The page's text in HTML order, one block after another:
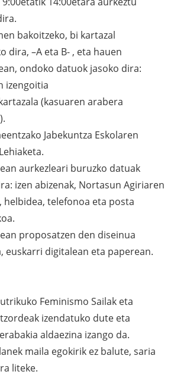
bakoitzeko, bi kartazal
dira, –A eta B- , eta hauen
ondoko datuok jasoko dira:
izengoitia
(kasuaren arabera
Jabekuntza Eskolaren
aurkezleari buruzko datuak
izen abizenak, Nortasun Agiriaren
helbidea, telefonoa eta posta
proposatzen den diseinua
euskarri digitalean eta paperean.
Feminismo Sailak eta
izendatuko dute eta
aldaezina izango da.
maila egokirik ez balute, saria
liteke.